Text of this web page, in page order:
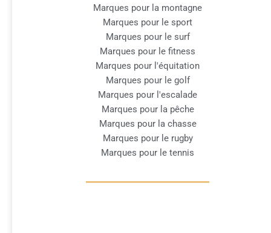
Marques pour la montagne
Marques pour le sport
Marques pour le surf
Marques pour le fitness
Marques pour l'équitation
Marques pour le golf
Marques pour l'escalade
Marques pour la pêche
Marques pour la chasse
Marques pour le rugby
Marques pour le tennis